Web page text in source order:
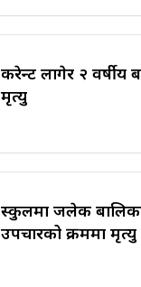
करेन्ट लागेर २ वर्षीय
मृत्यु
स्कुलमा जलेकी
उपचारको क्रममा मृत्यु